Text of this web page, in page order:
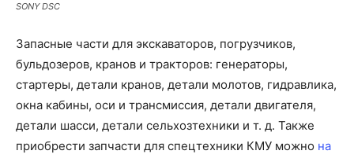
SONY DSC
Запасные части для экскаваторов, погрузчиков,
бульдозеров, кранов и тракторов: генераторы,
стартеры, детали кранов, детали молотов, гидравлика,
окна кабины, оси и трансмиссия, детали двигателя,
детали шасси, детали сельхозтехники и т. д. Также
приобрести запчасти для спецтехники КМУ можно на